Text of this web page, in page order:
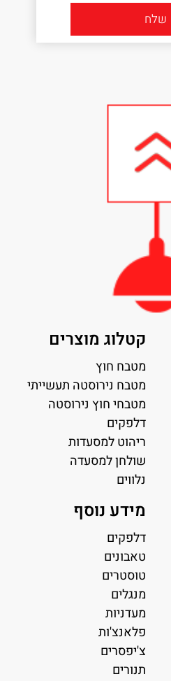
קטלוג מוצרים
מטבח חוץ
מטבח נירוסטה תעשייתי
מטבחי חוץ נירוסטה
דלפקים
ריהוט למסעדות
שולחן למסעדה
נלווים
מידע נוסף
דלפקים
טאבונים
טוסטרים
מנגלים
מעדניות
פלאנצ'ות
צ'יפסרים
תנורים